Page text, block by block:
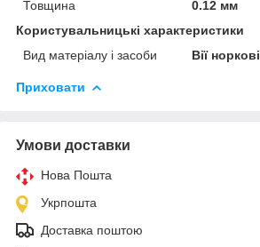
Товщина
0.12 мм
Користувальницькі характеристики
Вид матеріалу і засоби
Вії норкові
Приховати
Умови доставки
Нова Пошта
Укрпошта
Доставка поштою